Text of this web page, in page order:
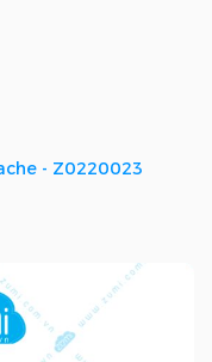
- Z0220023